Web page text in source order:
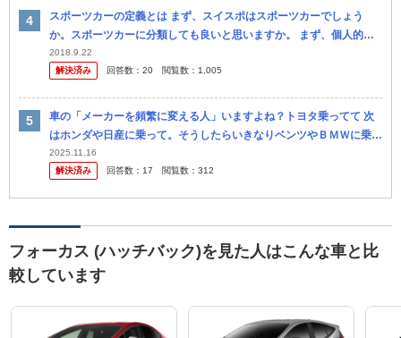
スポーツカーの定義とは まず、スイスポはスポーツカーでしょう
か。スポーツカーに分類しても良いと思いますか。 まず、個人的見
解から(と言っても自分は高校生なので父の意見) 父はZC33Sを入庫
し...
2018.9.22
解決済み
回答数： 20 閲覧数： 1,005
車の「メーカーを頻繁に変える人」いますよね？トヨタ乗ってて 次
はホンダや日産に乗って。そうしたらいきなりベンツやＢＭＷに乗っ
て、 またマツダに買えたりする人。 別に本人が好きな車に乗ってる
だけだ...
2025.11.16
解決済み
回答数： 17 閲覧数： 312
フォーカス (ハッチバック)を見た人はこんな車と比
較しています